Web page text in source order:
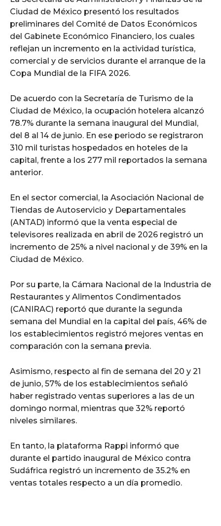
Ciudad de México presentó los resultados
preliminares del Comité de Datos Económicos
del Gabinete Económico Financiero, los cuales
reflejan un incremento en la actividad turística,
comercial y de servicios durante el arranque de la
Copa Mundial de la FIFA 2026.
De acuerdo con la Secretaría de Turismo de la
Ciudad de México, la ocupación hotelera alcanzó
78.7% durante la semana inaugural del Mundial,
del 8 al 14 de junio. En ese periodo se registraron
310 mil turistas hospedados en hoteles de la
capital, frente a los 277 mil reportados la semana
anterior.
En el sector comercial, la Asociación Nacional de
Tiendas de Autoservicio y Departamentales
(ANTAD) informó que la venta especial de
televisores realizada en abril de 2026 registró un
incremento de 25% a nivel nacional y de 39% en la
Ciudad de México.
Por su parte, la Cámara Nacional de la Industria de
Restaurantes y Alimentos Condimentados
(CANIRAC) reportó que durante la segunda
semana del Mundial en la capital del país, 46% de
los establecimientos registró mejores ventas en
comparación con la semana previa.
Asimismo, respecto al fin de semana del 20 y 21
de junio, 57% de los establecimientos señaló
haber registrado ventas superiores a las de un
domingo normal, mientras que 32% reportó
niveles similares.
En tanto, la plataforma Rappi informó que
durante el partido inaugural de México contra
Sudáfrica registró un incremento de 35.2% en
ventas totales respecto a un día promedio.